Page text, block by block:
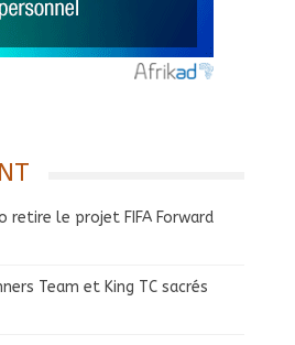
retire le projet FIFA Forward
Team et King TC sacrés